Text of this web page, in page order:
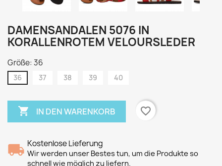
DAMENSANDALEN 5076 IN
KORALLENROTEM VELOURSLEDER
Größe: 36
36 37 38 39 40
 IN DEN WARENKORB favorite_border
Kostenlose Lieferung
Wir werden unser Bestes tun, um die Produkte so
schnell wie möglich zu liefern.